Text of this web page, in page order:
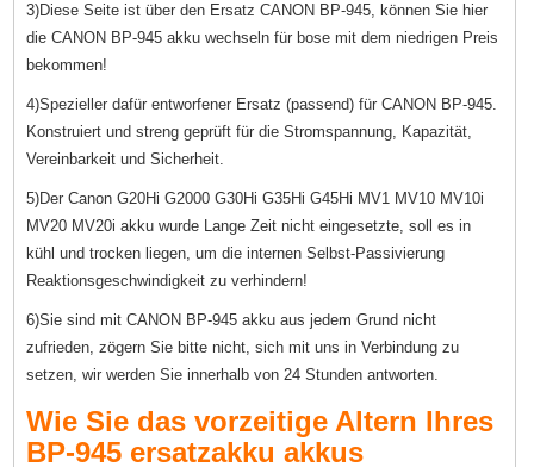
3)Diese Seite ist über den Ersatz CANON BP-945, können Sie hier
die CANON BP-945 akku wechseln für bose mit dem niedrigen Preis
bekommen!
4)Spezieller dafür entworfener Ersatz (passend) für CANON BP-945.
Konstruiert und streng geprüft für die Stromspannung, Kapazität,
Vereinbarkeit und Sicherheit.
5)Der Canon G20Hi G2000 G30Hi G35Hi G45Hi MV1 MV10 MV10i
MV20 MV20i akku wurde Lange Zeit nicht eingesetzte, soll es in
kühl und trocken liegen, um die internen Selbst-Passivierung
Reaktionsgeschwindigkeit zu verhindern!
6)Sie sind mit CANON BP-945 akku aus jedem Grund nicht
zufrieden, zögern Sie bitte nicht, sich mit uns in Verbindung zu
setzen, wir werden Sie innerhalb von 24 Stunden antworten.
Wie Sie das vorzeitige Altern Ihres
BP-945 ersatzakku akkus